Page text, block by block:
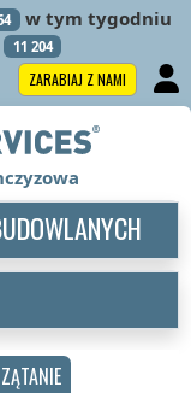
w tym tygodniu
11 204
ZARABIAJ Z NAMI